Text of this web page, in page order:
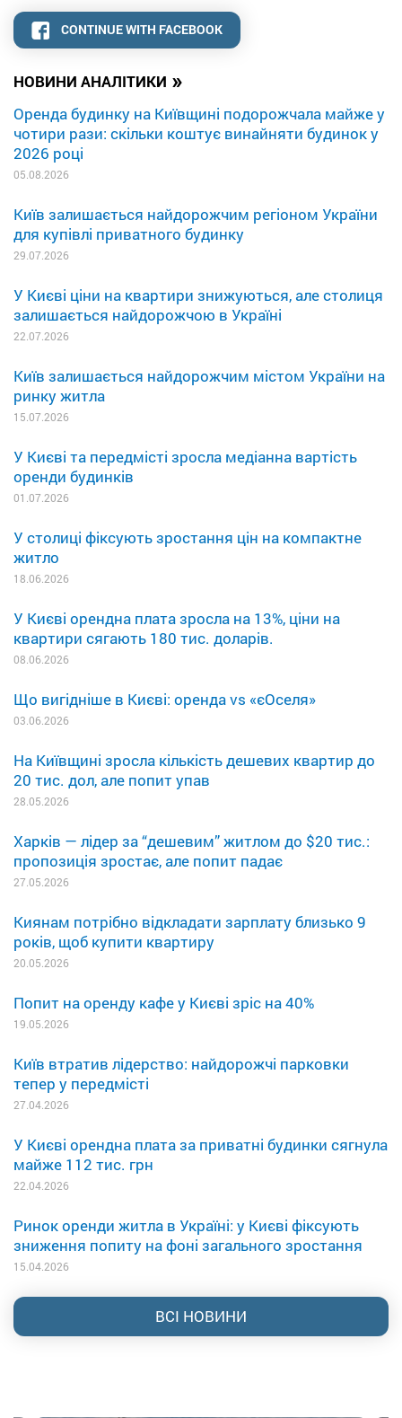
НОВИНИ АНАЛІТИКИ »
Оренда будинку на Київщині подорожчала майже у
чотири рази: скільки коштує винайняти будинок у
2026 році
05.08.2026
Київ залишається найдорожчим регіоном України
для купівлі приватного будинку
29.07.2026
У Києві ціни на квартири знижуються, але столиця
залишається найдорожчою в Україні
22.07.2026
Київ залишається найдорожчим містом України на
ринку житла
15.07.2026
У Києві та передмісті зросла медіанна вартість
оренди будинків
01.07.2026
У столиці фіксують зростання цін на компактне
житло
18.06.2026
У Києві орендна плата зросла на 13%, ціни на
квартири сягають 180 тис. доларів.
08.06.2026
Що вигідніше в Києві: оренда vs «єОселя»
03.06.2026
На Київщині зросла кількість дешевих квартир до
20 тис. дол, але попит упав
28.05.2026
Харків — лідер за “дешевим” житлом до $20 тис.:
пропозиція зростає, але попит падає
27.05.2026
Киянам потрібно відкладати зарплату близько 9
років, щоб купити квартиру
20.05.2026
Попит на оренду кафе у Києві зріс на 40%
19.05.2026
Київ втратив лідерство: найдорожчі парковки
тепер у передмісті
27.04.2026
У Києві орендна плата за приватні будинки сягнула
майже 112 тис. грн
22.04.2026
Ринок оренди житла в Україні: у Києві фіксують
зниження попиту на фоні загального зростання
15.04.2026
ВСІ НОВИНИ
CONTINUE WITH FACEBOOK